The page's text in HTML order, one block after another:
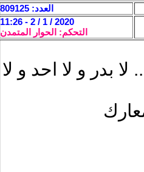
العدد: 809125
2020 / 1 / 2 - 11:26
التحكم: الحوار المتمدن
بدر و لا احد و لا